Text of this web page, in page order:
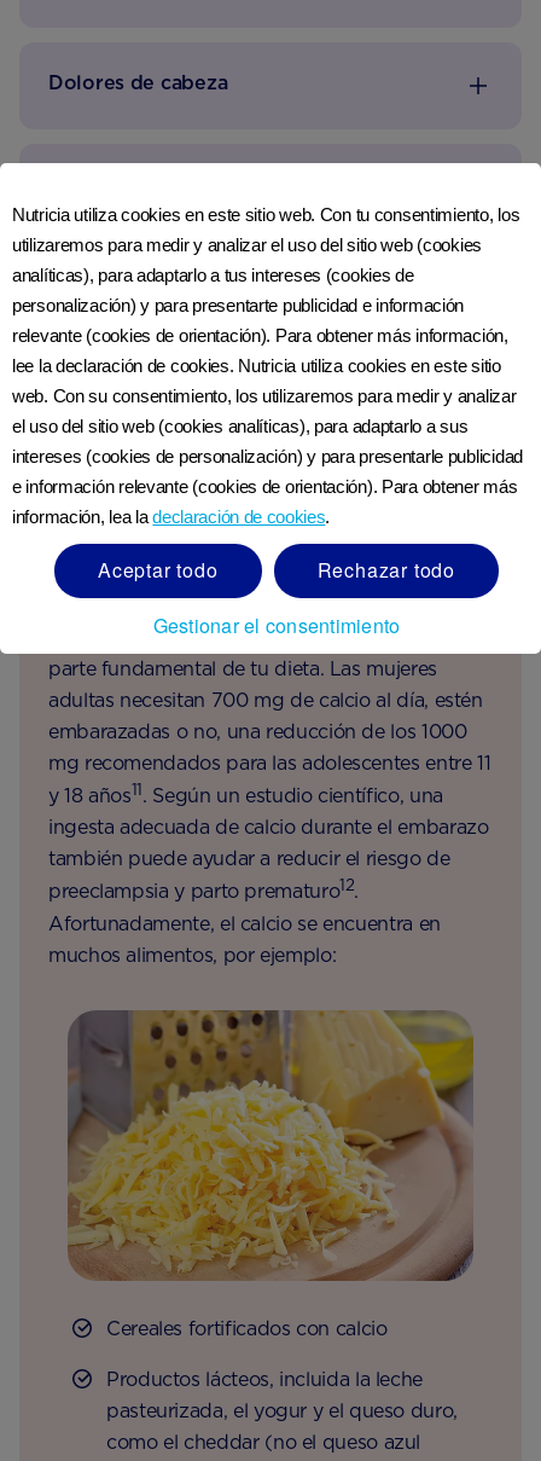
Dolores de cabeza
Contracciones Braxton-Hicks
Anemia de embarazo
Enfocándonos en el calcio
El calcio es un mineral importante y debe formar
parte fundamental de tu dieta. Las mujeres
adultas necesitan 700 mg de calcio al día, estén
embarazadas o no, una reducción de los 1000
mg recomendados para las adolescentes entre 11
y 18 años11. Según un estudio científico, una
ingesta adecuada de calcio durante el embarazo
también puede ayudar a reducir el riesgo de
preeclampsia y parto prematuro12.
Afortunadamente, el calcio se encuentra en
muchos alimentos, por ejemplo:
Cereales fortificados con calcio
Productos lácteos, incluida la leche
pasteurizada, el yogur y el queso duro,
como el cheddar (no el queso azul
Nutricia utiliza cookies en este sitio web. Con tu consentimiento, los
utilizaremos para medir y analizar el uso del sitio web (cookies
analíticas), para adaptarlo a tus intereses (cookies de
personalización) y para presentarte publicidad e información
relevante (cookies de orientación). Para obtener más información,
lee la declaración de cookies. Nutricia utiliza cookies en este sitio
web. Con su consentimiento, los utilizaremos para medir y analizar
el uso del sitio web (cookies analíticas), para adaptarlo a sus
intereses (cookies de personalización) y para presentarle publicidad
e información relevante (cookies de orientación). Para obtener más
información, lea ladeclaración de cookies.
Aceptar todo
Rechazar todo
Gestionar el consentimiento